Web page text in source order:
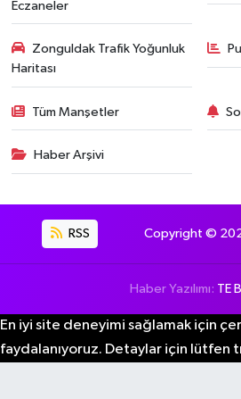
Eczaneler
Zonguldak Trafik Yoğunluk
Haritası
Tüm Manşetler
Haber Arşivi
RSS Copyright ©
Haber Yazılımı: TE
En iyi site deneyimi sağlamak için
faydalanıyoruz. Detaylar için lütfen